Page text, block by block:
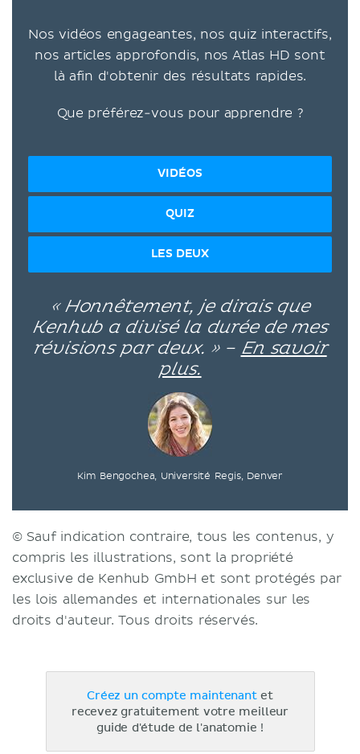
Nos vidéos engageantes, nos quiz interactifs,
nos articles approfondis, nos Atlas HD sont
là afin d'obtenir des résultats rapides.
Que préférez-vous pour apprendre ?
VIDÉOS
QUIZ
LES DEUX
« Honnêtement, je dirais que
Kenhub a divisé la durée de mes
révisions par deux. » – En savoir
plus.
Kim Bengochea, Université Regis, Denver
© Sauf indication contraire, tous les contenus, y
compris les illustrations, sont la propriété
exclusive de Kenhub GmbH et sont protégés par
les lois allemandes et internationales sur les
droits d'auteur. Tous droits réservés.
Créez un compte maintenantet
recevez gratuitement votre meilleur
guide d'étude de l'anatomie !